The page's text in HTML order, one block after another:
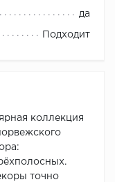
да
Подходит
коллекция
точно